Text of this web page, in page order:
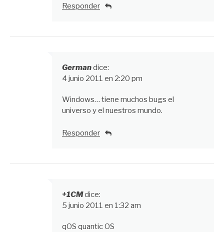
Responder
Germandice:
4 junio 2011 en 2:20 pm
Windows… tiene muchos bugs el
universo y el nuestros mundo.
Responder
+1CMdice:
5 junio 2011 en 1:32 am
qOS quantic OS